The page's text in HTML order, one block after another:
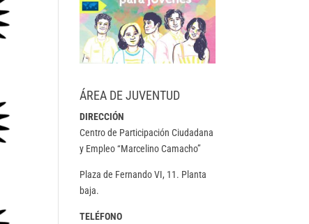
ÁREA DE JUVENTUD
DIRECCIÓN
Centro de Participación Ciudadana
y Empleo “Marcelino Camacho”
Plaza de Fernando VI, 11. Planta
baja.
TELÉFONO